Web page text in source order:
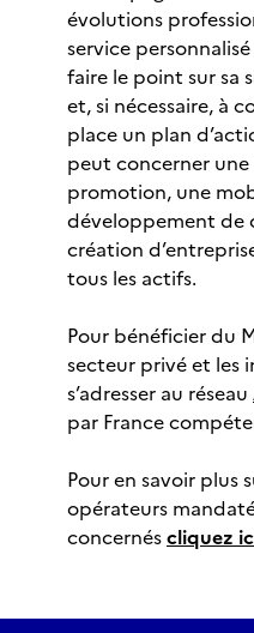
évolutions
service
faire le point sur sa
et, si nécessaire, à
place un plan
peut concerner
promotion, une
développement de
création
tous les actifs.
Pour bénéficier du
secteur privé et les
s’adresser au réseau
par France
Pour en savoir plus
opérateurs
concernéscliquez